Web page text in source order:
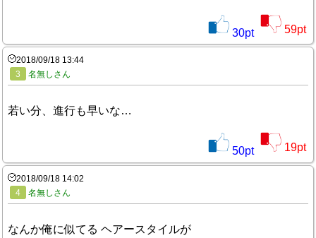
30pt 59pt
2018/09/18 13:44
3
名無しさん
若い分、進行も早いな…
50pt 19pt
2018/09/18 14:02
4
名無しさん
なんか俺に似てる ヘアースタイルが